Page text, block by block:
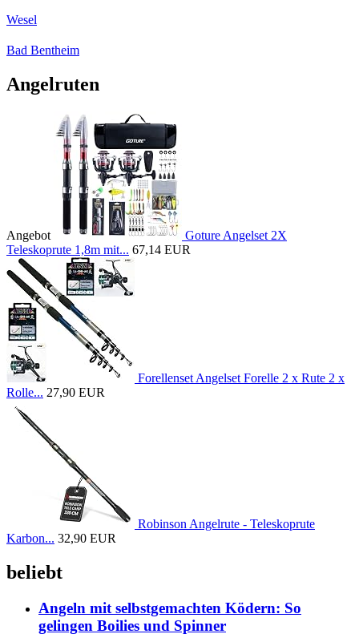
Wesel
Bad Bentheim
Angelruten
Angebot
Goture Angelset 2X
Teleskoprute 1,8m mit... 67,14 EUR
Forellenset Angelset Forelle 2 x Rute 2 x
Rolle... 27,90 EUR
Robinson Angelrute - Teleskoprute
Karbon... 32,90 EUR
beliebt
Angeln mit selbstgemachten Ködern: So
gelingen Boilies und Spinner